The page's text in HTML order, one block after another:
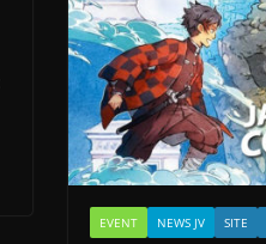
EVENT NEWS JV SITE